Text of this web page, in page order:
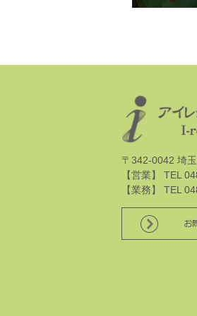
〒342-0042 埼
【営業】 TEL
【業務】 TEL